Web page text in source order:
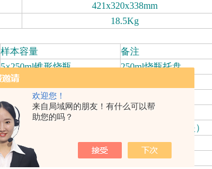
欢迎您！
来自局域网的朋友！有什么可以帮
助您的吗？
421x320x338mm
18.5Kg
样本容量
备注
5×250ml锥形烧瓶
250ml烧瓶托盘
9×100ml锥形烧瓶
10×50ml试管
18×15ml试管
15ml试管托盘
以实际样品为准
万能托盘（弹簧夹）
4块酶标板或者深孔板
酶标板托盘
5个培养皿 通用托盘